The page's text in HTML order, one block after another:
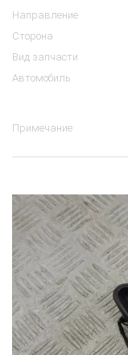
Направление
Сторона
Вид запчасти
Автомобиль
Примечание